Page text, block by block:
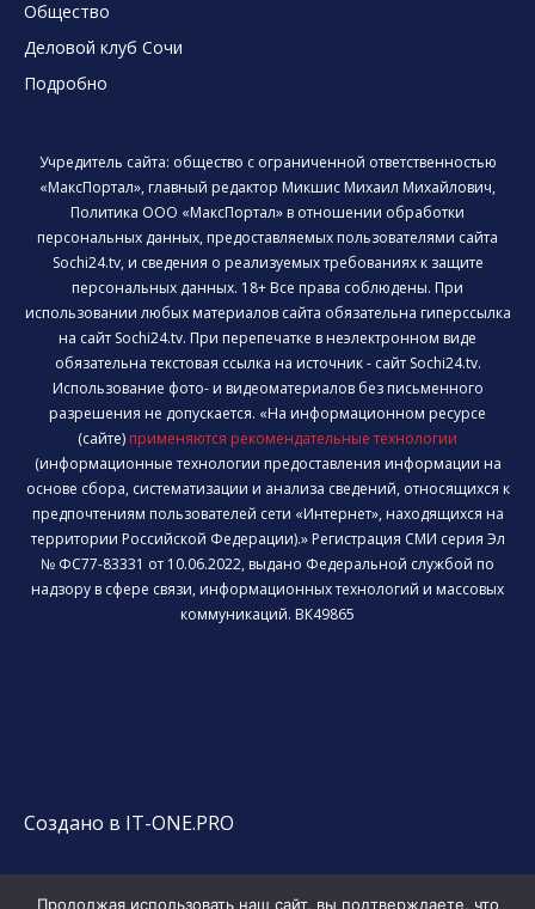
Общество
Деловой клуб Сочи
Подробно
Учредитель сайта: общество с ограниченной ответственностью
«МаксПортал», главный редактор Микшис Михаил Михайлович,
Политика ООО «МаксПортал» в отношении обработки
персональных данных, предоставляемых пользователями сайта
Sochi24.tv, и сведения о реализуемых требованиях к защите
персональных данных. 18+ Все права соблюдены. При
использовании любых материалов сайта обязательна гиперссылка
на сайт Sochi24.tv. При перепечатке в неэлектронном виде
обязательна текстовая ссылка на источник - сайт Sochi24.tv.
Использование фото- и видеоматериалов без письменного
разрешения не допускается. «На информационном ресурсе
(сайте) применяются рекомендательные технологии
(информационные технологии предоставления информации на
основе сбора, систематизации и анализа сведений, относящихся к
предпочтениям пользователей сети «Интернет», находящихся на
территории Российской Федерации).» Регистрация СМИ серия Эл
№ ФС77-83331 от 10.06.2022, выдано Федеральной службой по
надзору в сфере связи, информационных технологий и массовых
коммуникаций. ВК49865
Создано в IT-ONE.PRO
Продолжая использовать наш сайт, вы подтверждаете, что